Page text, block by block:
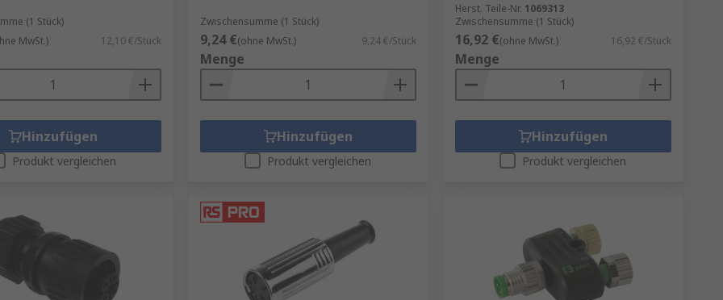
(1 Stück)
MwSt.) 12,10 €/Stück
Hinzufügen
Produkt vergleichen
Zwischensumme (1 Stück)
9,24 €(ohne MwSt.) 9,24 €/Stück
Menge
Hinzufügen
Produkt vergleichen
Herst. Teile-Nr. 1069313
Zwischensumme (1 Stück)
16,92 €(ohne MwSt.) 16,92 €/Stück
Menge
Hinzufügen
Produkt vergleichen